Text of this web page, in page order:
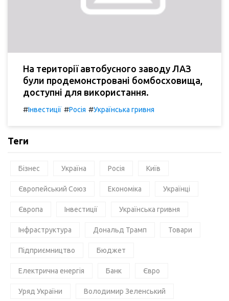
На території автобусного заводу ЛАЗ
були продемонстровані бомбосховища,
доступні для використання.
#Інвестиції #Росія #Українська гривня
Теги
Бізнес Україна Росія Київ
Європейський Союз Економіка Українці
Європа Інвестиції Українська гривня
Інфраструктура Дональд Трамп Товари
Підприємництво Бюджет
Електрична енергія Банк Євро
Уряд України Володимир Зеленський